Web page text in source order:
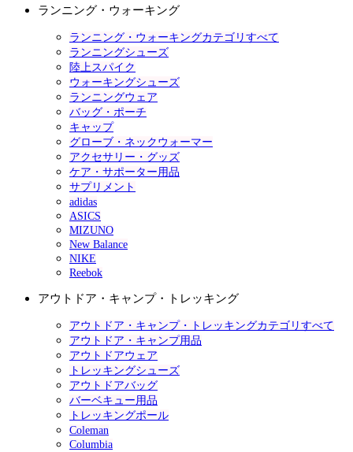
ランニング・ウォーキング
ランニング・ウォーキングカテゴリすべて
ランニングシューズ
陸上スパイク
ウォーキングシューズ
ランニングウェア
バッグ・ポーチ
キャップ
グローブ・ネックウォーマー
アクセサリー・グッズ
ケア・サポーター用品
サプリメント
adidas
ASICS
MIZUNO
New Balance
NIKE
Reebok
アウトドア・キャンプ・トレッキング
アウトドア・キャンプ・トレッキングカテゴリすべて
アウトドア・キャンプ用品
アウトドアウェア
トレッキングシューズ
アウトドアバッグ
バーベキュー用品
トレッキングポール
Coleman
Columbia